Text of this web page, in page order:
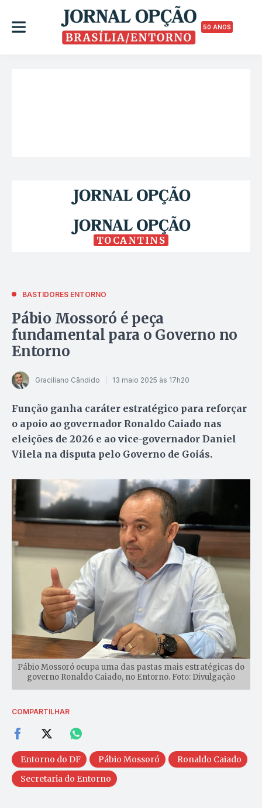
50 ANOS
TOCANTINS
BASTIDORES ENTORNO
Pábio Mossoró é peça
fundamental para o Governo no
Entorno
Graciliano Cândido 13 maio 2025 às 17h20
Função ganha caráter estratégico para reforçar
o apoio ao governador Ronaldo Caiado nas
eleições de 2026 e ao vice-governador Daniel
Vilela na disputa pelo Governo de Goiás.
Pábio Mossoró ocupa uma das pastas mais estratégicas do
governo Ronaldo Caiado, no Entorno. Foto: Divulgação
COMPARTILHAR
Entorno do DF Pábio Mossoró
Ronaldo Caiado
Secretaria do Entorno